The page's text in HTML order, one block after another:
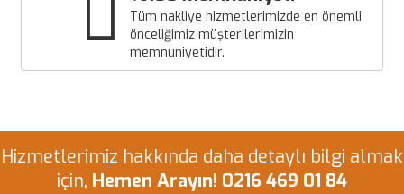
Tüm nakliye hizmetlerimizde en önemli
önceliğimiz müşterilerimizin
memnuniyetidir.
Hizmetlerimiz hakkında daha detaylı bilgi almak
için, Hemen Arayın! 0216 469 01 84